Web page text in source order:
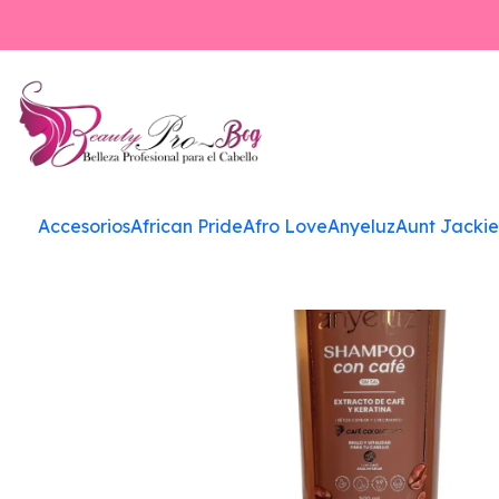
AccesoriosAfrican PrideAfro LoveAnyeluzAunt